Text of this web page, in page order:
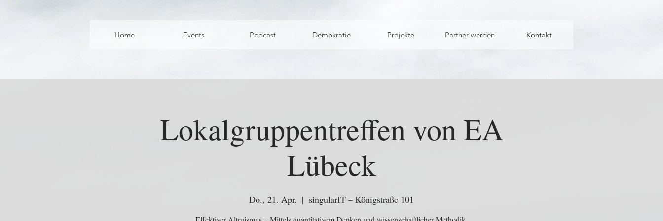
Home Events Podcast Demokratie Projekte Partner werden Kontakt
Lokalgruppentreffen von EA
Lübeck
Do., 21. Apr.
  |
singularIT – Königstraße 101